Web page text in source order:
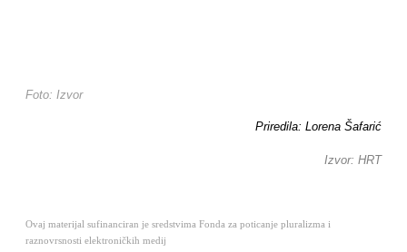
Foto: Izvor
Priredila: Lorena Šafarić
Izvor: HRT
Ovaj materijal sufinanciran je sredstvima Fonda za poticanje pluralizma i
raznovrsnosti elektroničkih medij